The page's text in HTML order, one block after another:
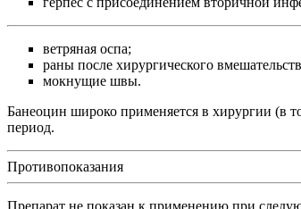
ветряная оспа;
раны после хирургического
мокнущие швы.
Банеоцин широко применяется в хирургии (в
период.
Противопоказания